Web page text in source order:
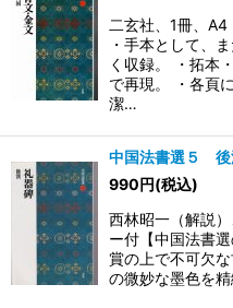
二玄社、1冊、
・手本として、
く収録。 ・拓本
で再現。 ・各頁
潔…
中国法書選５
990円(税込)
西林昭一（解説
ー付【中国法書
賞の上で不可欠
の微妙な墨色を